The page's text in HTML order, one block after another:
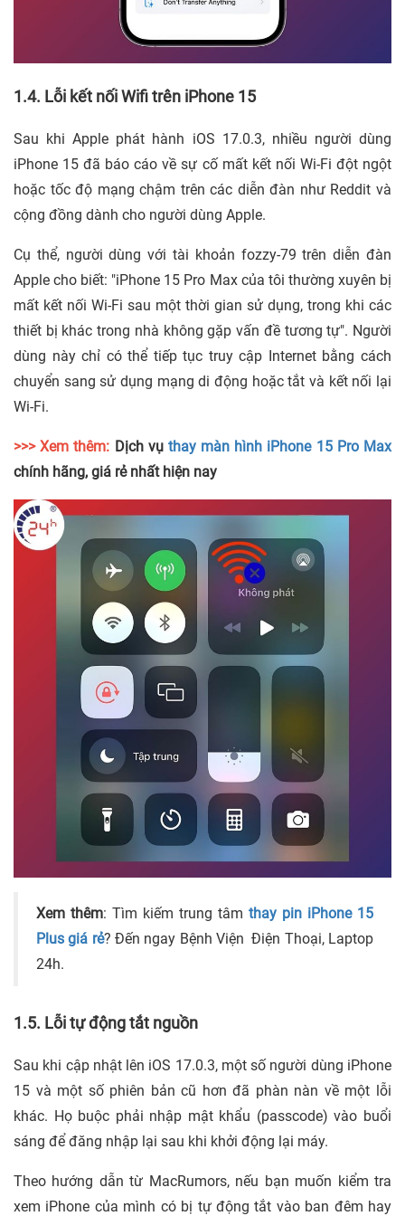
1.4. Lỗi kết nối Wifi trên iPhone 15
Sau khi Apple phát hành iOS 17.0.3, nhiều người dùng
iPhone 15 đã báo cáo về sự cố mất kết nối Wi-Fi đột ngột
hoặc tốc độ mạng chậm trên các diễn đàn như Reddit và
cộng đồng dành cho người dùng Apple.
Cụ thể, người dùng với tài khoản fozzy-79 trên diễn đàn
Apple cho biết: "iPhone 15 Pro Max của tôi thường xuyên bị
mất kết nối Wi-Fi sau một thời gian sử dụng, trong khi các
thiết bị khác trong nhà không gặp vấn đề tương tự". Người
dùng này chỉ có thể tiếp tục truy cập Internet bằng cách
chuyển sang sử dụng mạng di động hoặc tắt và kết nối lại
Wi-Fi.
>>> Xem thêm: Dịch vụ thay màn hình iPhone 15 Pro Max
chính hãng, giá rẻ nhất hiện nay
Xem thêm: Tìm kiếm trung tâm thay pin iPhone 15
Plus giá rẻ? Đến ngay Bệnh Viện Điện Thoại, Laptop
24h.
1.5. Lỗi tự động tắt nguồn
Sau khi cập nhật lên iOS 17.0.3, một số người dùng iPhone
15 và một số phiên bản cũ hơn đã phàn nàn về một lỗi
khác. Họ buộc phải nhập mật khẩu (passcode) vào buổi
sáng để đăng nhập lại sau khi khởi động lại máy.
Theo hướng dẫn từ MacRumors, nếu bạn muốn kiểm tra
xem iPhone của mình có bị tự động tắt vào ban đêm hay